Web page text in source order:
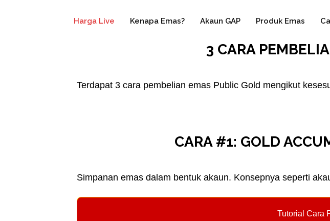
Harga Live Kenapa Emas? Akaun GAP Produk Emas
3 CARA
Terdapat 3 cara pembelian emas Public Gold mengikut
CARA #1: GOLD
Simpanan emas dalam bentuk akaun. Konsepnya seperti
Tutorial Cara